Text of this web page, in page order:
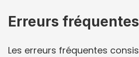
Erreurs fréquentes
Les erreurs fréquentes